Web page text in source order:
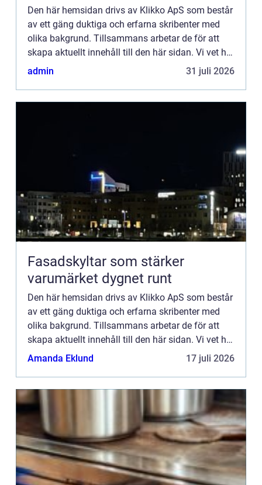
Den här hemsidan drivs av Klikko ApS som består
av ett gäng duktiga och erfarna skribenter med
olika bakgrund. Tillsammans arbetar de för att
skapa aktuellt innehåll till den här sidan. Vi vet hur
utmanande det är att läsa och genomgå en
admin 31 juli 2026
Fasadskyltar som stärker
varumärket dygnet runt
Den här hemsidan drivs av Klikko ApS som består
av ett gäng duktiga och erfarna skribenter med
olika bakgrund. Tillsammans arbetar de för att
skapa aktuellt innehåll till den här sidan. Vi vet hur
utmanande det är att läsa och genomgå en
Amanda Eklund 17 juli 2026